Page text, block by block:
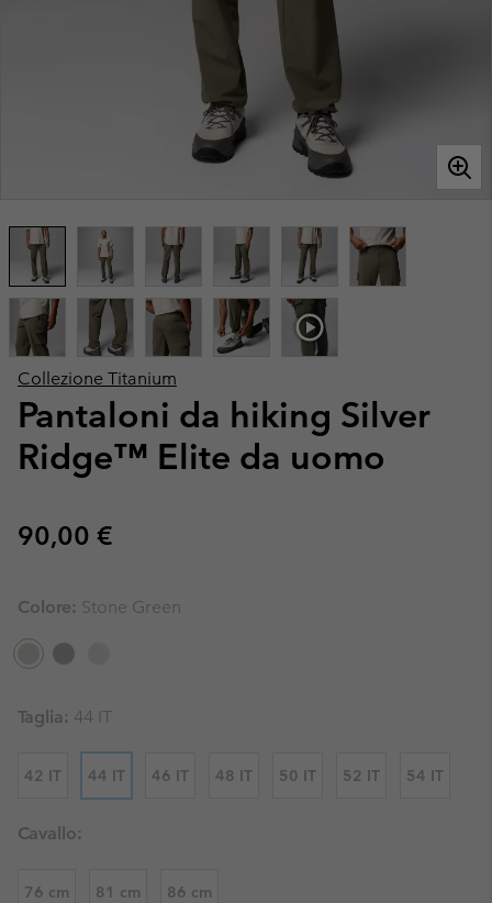
Collezione Titanium
Pantaloni da hiking Silver
Ridge™ Elite da uomo
Regular price:
90,00 €
Colore: Stone Green
Taglia: 44 IT
42 IT 44 IT 46 IT 48 IT 50 IT 52 IT 54 IT
Cavallo:
76 cm 81 cm 86 cm